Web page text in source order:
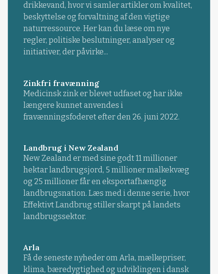
drikkevand, hvor vi samler artikler om kvalitet,
beskyttelse og forvaltning af den vigtige
naturressource. Her kan du læse om nye
regler, politiske beslutninger, analyser og
initiativer, der påvirke...
Zinkfri fravænning
Medicinsk zink er blevet udfaset og har ikke
længere kunnet anvendes i
fravænningsfoderet efter den 26. juni 2022.
Landbrug i New Zealand
New Zealand er med sine godt 11 millioner
hektar landbrugsjord, 5 millioner malkekvæg
og 25 millioner får en eksportafhængig
landbrugsnation. Læs med i denne serie, hvor
Effektivt Landbrug stiller skarpt på landets
landbrugssektor.
Arla
Få de seneste nyheder om Arla, mælkepriser,
klima, bæredygtighed og udviklingen i dansk